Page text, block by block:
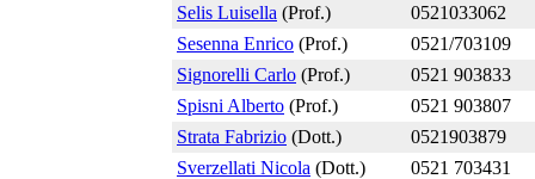
Selis Luisella (Prof.)
0521033062
Sesenna Enrico (Prof.)
0521/703109
Signorelli Carlo (Prof.)
0521 903833
Spisni Alberto (Prof.)
0521 903807
Strata Fabrizio (Dott.)
0521903879
Sverzellati Nicola (Dott.)
0521 703431